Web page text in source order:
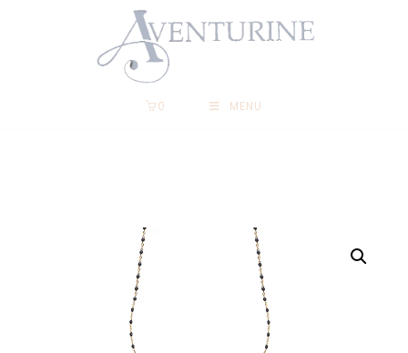
0 MENU